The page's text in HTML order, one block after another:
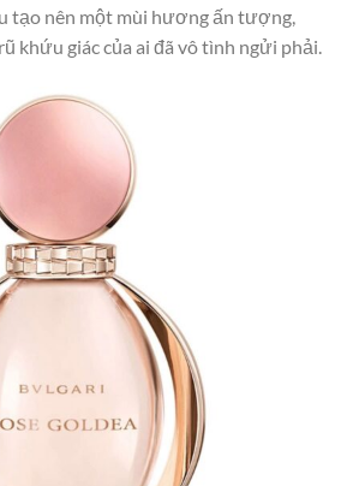
tạo nên một mùi hương ấn tượng,
khứu giác của ai đã vô tình ngửi phải.